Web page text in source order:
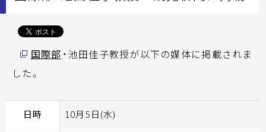
国際部 ・池田佳子教授が以下の媒体に掲載されま
した。
日時 10月5日(水)